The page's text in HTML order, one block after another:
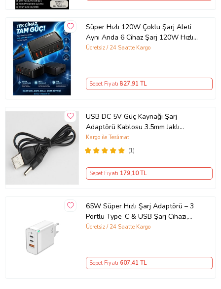
Süper Hızlı 120W Çoklu Şarj Aleti
Aynı Anda 6 Cihaz Şarj 120W Hızlı
Şarj İstasyonu Çoklu USB & Type-C
Ücretsiz / 24 Saatte Kargo
Sepet Fiyatı 827,91 TL
USB DC 5V Güç Kaynağı Şarj
Adaptörü Kablosu 3.5mm Jaklı
MOSUNX Siyah
(1)
Kargo ile Teslimat
Sepet Fiyatı 179,10 TL
65W Süper Hızlı Şarj Adaptörü – 3
Portlu Type-C & USB Şarj Cihazı,
GaN Teknolojili 65W Hızlı Şarj Cihazı
Adaptörü – Type-C ve USB Çıkışlı,
Evrensel 65W Duvar Tipi Şarj
Ücretsiz / 24 Saatte Kargo
Sepet Fiyatı 607,41 TL